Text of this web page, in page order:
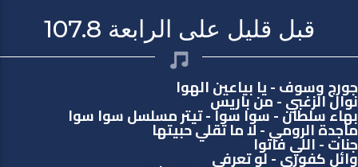
قبل قليل على الرابعة 107.8
جورج وسوف - يا بياعين الهوا
نوال الزغبي - من باريس
بهاء سلطان - سوا سوا - تيتر مسلسل سوا سوا
ماجدة الرومي - لا ما تقلي حبيتها
جنات - اللي فاتوا
وائل كفوري - لو تعرفي